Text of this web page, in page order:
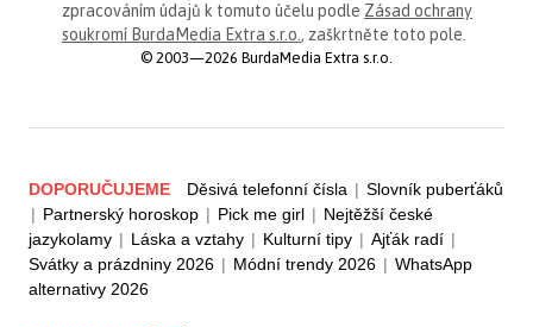
zpracováním údajů k tomuto účelu podle Zásad ochrany
soukromí BurdaMedia Extra s.r.o., zaškrtněte toto pole.
© 2003—2026 BurdaMedia Extra s.r.o.
DOPORUČUJEME Děsivá telefonní čísla | Slovník puberťáků
| Partnerský horoskop | Pick me girl | Nejtěžší české
jazykolamy | Láska a vztahy | Kulturní tipy | Ajťák radí |
Svátky a prázdniny 2026 | Módní trendy 2026 | WhatsApp
alternativy 2026